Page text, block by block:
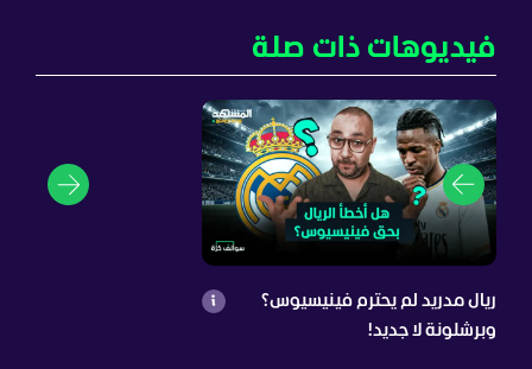
فيديوهات ذات صلة
ريال مدريد لم يحترم فينيسيوس؟
وبرشلونة لا جديد!